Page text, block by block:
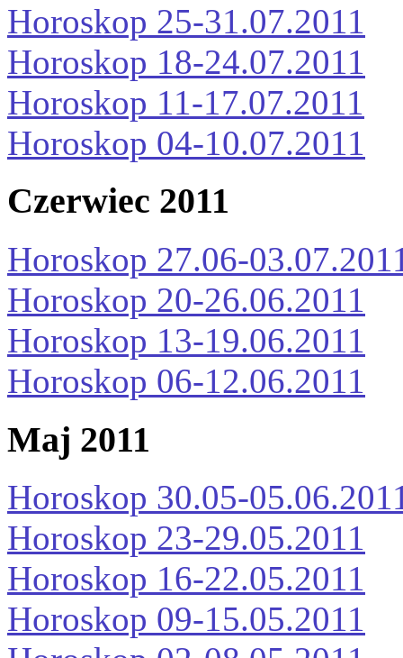
Horoskop 25-31.07.2011
Horoskop 18-24.07.2011
Horoskop 11-17.07.2011
Horoskop 04-10.07.2011
Czerwiec 2011
Horoskop 27.06-
Horoskop 20-26.06.2011
Horoskop 13-19.06.2011
Horoskop 06-12.06.2011
Maj 2011
Horoskop 30.05-
Horoskop 23-29.05.2011
Horoskop 16-22.05.2011
Horoskop 09-15.05.2011